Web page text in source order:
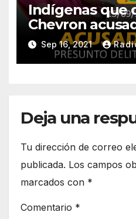
Indígenas que
Chevron
presunto delito
Sep 16, 2021
Deja una
Tu dirección de correo
publicada. Los campos
marcados con *
Comentario *